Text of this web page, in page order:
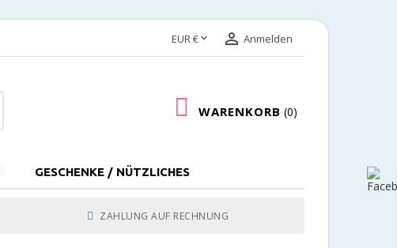
EUR €  Anmelden
WARENKORB 0
GESCHENKE / NÜTZLICHES
ZAHLUNG AUF RECHNUNG